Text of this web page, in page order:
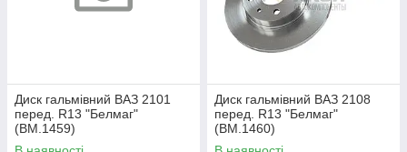
Диск гальмівний ВАЗ 2101
перед. R13 "Белмаг"
(BM.1459)
Диск гальмівний ВАЗ 2108
перед. R13 "Белмаг"
(BM.1460)